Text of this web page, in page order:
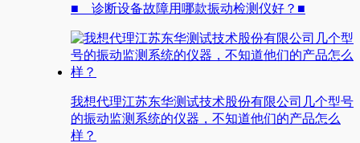
■ 诊断设备故障用哪款振动检测仪好？■
我想代理江苏东华测试技术股份有限公司几个型号
的振动监测系统的仪器，不知道他们的产品怎么
样？